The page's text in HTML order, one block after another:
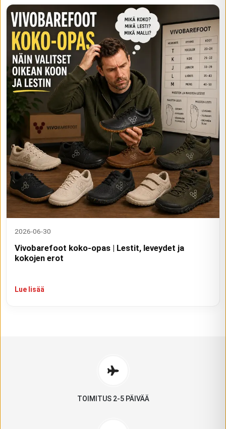
2026-06-30
Vivobarefoot koko-opas | Lestit, leveydet ja
kokojen erot
Lue lisää
TOIMITUS 2-5 PÄIVÄÄ